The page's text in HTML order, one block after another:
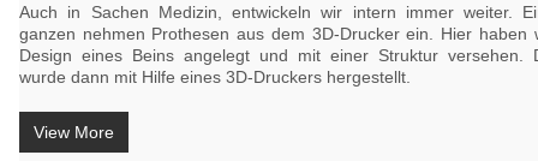
Auch in Sachen Medizin, entwickeln wir intern immer weiter.
ganzen nehmen Prothesen aus dem 3D-Drucker ein. Hier haben
Design eines Beins angelegt und mit einer Struktur versehen.
wurde dann mit Hilfe eines 3D-Druckers hergestellt.
View More